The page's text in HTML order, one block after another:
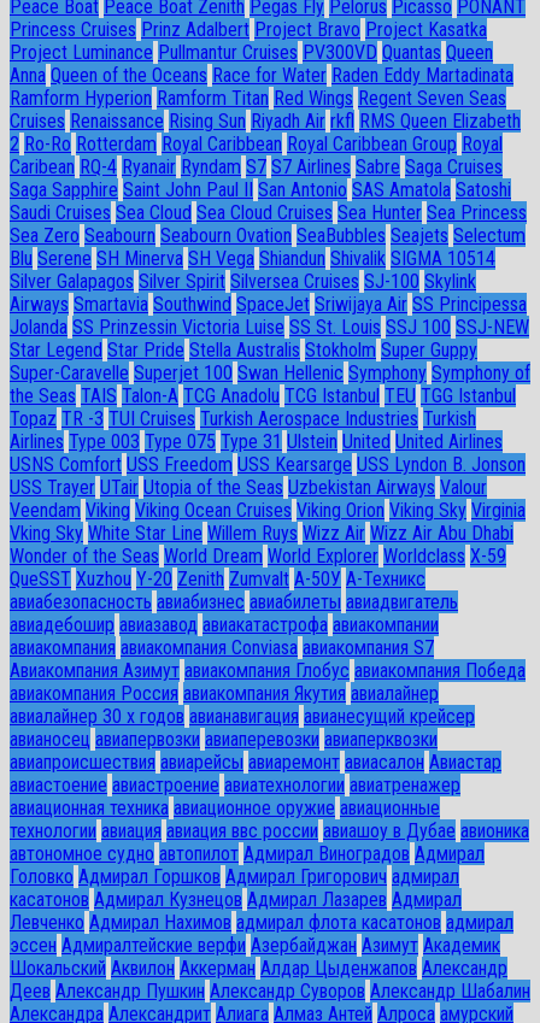
Peace Boat Peace Boat Zenith Pegas Fly Pelorus Picasso PONANT
Princess Cruises Prinz Adalbert Project Bravo Project Kasatka
Project Luminance Pullmantur Cruises PV300VD Quantas Queen
Anna Queen of the Oceans Race for Water Raden Eddy Martadinata
Ramform Hyperion Ramform Titan Red Wings Regent Seven Seas
Cruises Renaissance Rising Sun Riyadh Air rkfl RMS Queen Elizabeth
2 Ro-Ro Rotterdam Royal Caribbean Royal Caribbean Group Royal
Caribean RQ-4 Ryanair Ryndam S7 S7 Airlines Sabre Saga Cruises
Saga Sapphire Saint John Paul II San Antonio SAS Amatola Satoshi
Saudi Cruises Sea Cloud Sea Cloud Cruises Sea Hunter Sea Princess
Sea Zero Seabourn Seabourn Ovation SeaBubbles Seajets Selectum
Blu Serene SH Minerva SH Vega Shiandun Shivalik SIGMA 10514
Silver Galapagos Silver Spirit Silversea Cruises SJ-100 Skylink
Airways Smartavia Southwind SpaceJet Sriwijaya Air SS Principessa
Jolanda SS Prinzessin Victoria Luise SS St. Louis SSJ 100 SSJ-NEW
Star Legend Star Pride Stella Australis Stokholm Super Guppy
Super-Caravelle Superjet 100 Swan Hellenic Symphony Symphony of
the Seas TAIS Talon-A TCG Anadolu TCG Istanbul TEU TGG Istanbul
Topaz TR -3 TUI Cruises Turkish Aerospace Industries Turkish
Airlines Type 003 Type 075 Type 31 Ulstein United United Airlines
USNS Comfort USS Freedom USS Kearsarge USS Lyndon B. Jonson
USS Trayer UTair Utopia of the Seas Uzbekistan Airways Valour
Veendam Viking Viking Ocean Cruises Viking Orion Viking Sky Virginia
Vking Sky White Star Line Willem Ruys Wizz Air Wizz Air Abu Dhabi
Wonder of the Seas World Dream World Explorer Worldclass X-59
QueSST Xuzhou Y-20 Zenith Zumvalt А-50У А-Техникс
авиабезопасность авиабизнес авиабилеты авиадвигатель
авиадебошир авиазавод авиакатастрофа авиакомпании
авиакомпания авиакомпания Conviasa авиакомпания S7
Авиакомпания Азимут авиакомпания Глобус авиакомпания Победа
авиакомпания Россия авиакомпания Якутия авиалайнер
авиалайнер 30 х годов авианавигация авианесущий крейсер
авианосец авиапервозки авиаперевозки авиаперквозки
авиапроисшествия авиарейсы авиаремонт авиасалон Авиастар
авиастоение авиастроение авиатехнологии авиатренажер
авиационная техника авиационное оружие авиационные
технологии авиация авиация ввс россии авиашоу в Дубае авионика
автономное судно автопилот Адмирал Виноградов Адмирал
Головко Адмирал Горшков Адмирал Григорович адмирал
касатонов Адмирал Кузнецов Адмирал Лазарев Адмирал
Левченко Адмирал Нахимов адмирал флота касатонов адмирал
эссен Адмиралтейские верфи Азербайджан Азимут Академик
Шокальский Аквилон Аккерман Алдар Цыденжапов Александр
Деев Александр Пушкин Александр Суворов Александр Шабалин
Александра Александрит Алиага Алмаз Антей Алроса амурский